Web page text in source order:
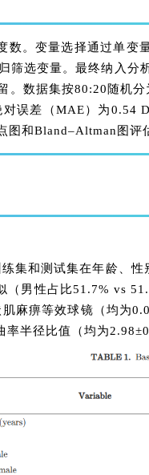
数。变量选择通过单
筛选变量。最终纳入
。数据集按80:20随机
误差（MAE）为0.54
图和Bland–Altman图评
集和测试集在年龄、
男性占比51.7% vs
麻痹等效球镜（均为
半径比值（均为